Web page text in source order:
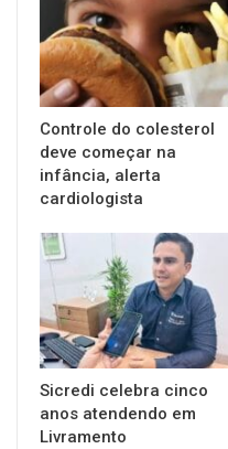
Controle do colesterol
deve começar na
infância, alerta
cardiologista
Sicredi celebra cinco
anos atendendo em
Livramento